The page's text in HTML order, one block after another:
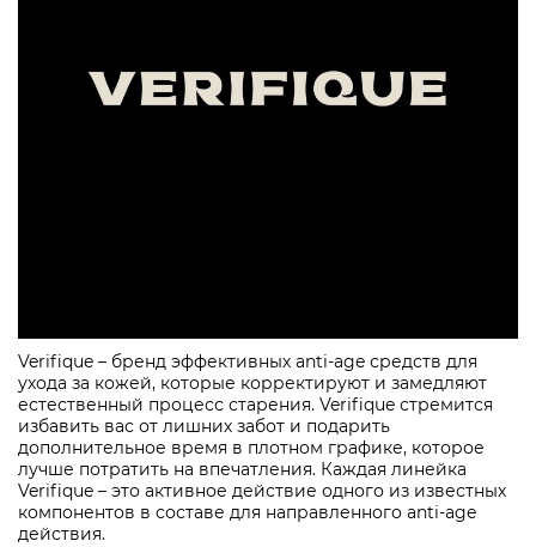
Verifique – бренд эффективных anti-age средств для
ухода за кожей, которые корректируют и замедляют
естественный процесс старения. Verifique стремится
избавить вас от лишних забот и подарить
дополнительное время в плотном графике, которое
лучше потратить на впечатления. Каждая линейка
Verifique – это активное действие одного из известных
компонентов в составе для направленного anti-age
действия.